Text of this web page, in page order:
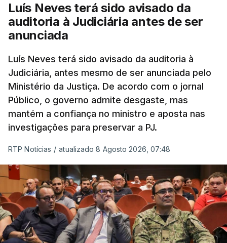
Luís Neves terá sido avisado da
auditoria à Judiciária antes de ser
anunciada
Luís Neves terá sido avisado da auditoria à
Judiciária, antes mesmo de ser anunciada pelo
Ministério da Justiça. De acordo com o jornal
Público, o governo admite desgaste, mas
mantém a confiança no ministro e aposta nas
investigações para preservar a PJ.
RTP Notícias / atualizado 8 Agosto 2026, 07:48